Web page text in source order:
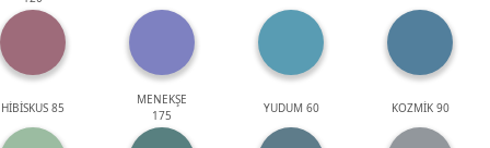
HİBİSKUS 85
MENEKŞE
175
YUDUM 60 KOZMİK 90